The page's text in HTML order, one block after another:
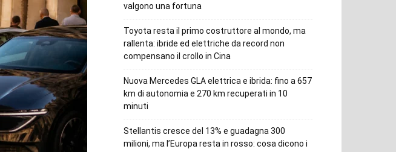
valgono una fortuna
Toyota resta il primo costruttore al mondo, ma
rallenta: ibride ed elettriche da record non
compensano il crollo in Cina
Nuova Mercedes GLA elettrica e ibrida: fino a 657
km di autonomia e 270 km recuperati in 10
minuti
Stellantis cresce del 13% e guadagna 300
milioni, ma l’Europa resta in rosso: cosa dicono i